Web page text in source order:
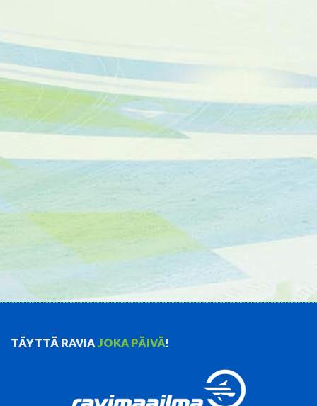
TÄYTTÄ RAVIAJOKA PÄIVÄ!